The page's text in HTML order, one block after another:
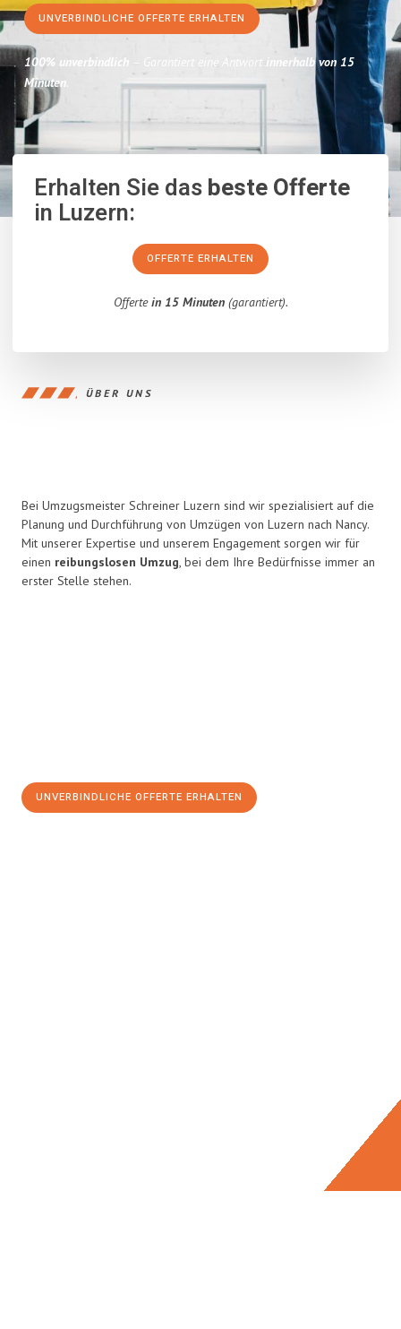
UNVERBINDLICHE OFFERTE ERHALTEN
100% unverbindlich – Garantiert eine Antwort innerhalb von 15
Minuten.
Erhalten Sie dasbeste Offerte
in Luzern:
OFFERTE ERHALTEN
Offertein 15 Minuten(garantiert).
ÜBER UNS
Bei Umzugsmeister Schreiner Luzern sind wir spezialisiert auf die
Planung und Durchführung von Umzügen von Luzern nach Nancy.
Mit unserer Expertise und unserem Engagement sorgen wir für
einen reibungslosen Umzug, bei dem Ihre Bedürfnisse immer an
erster Stelle stehen.
UNVERBINDLICHE OFFERTE ERHALTEN